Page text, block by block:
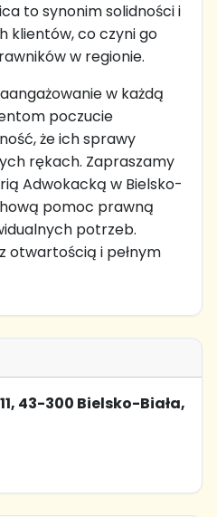
to synonim solidności i
klientów, co czyni go
w regionie.
w każdą
poczucie
że ich sprawy
rękach. Zapraszamy
Adwokacką w Bielsko-
pomoc prawną
potrzeb.
otwartością i pełnym
43-300 Bielsko-Biała,